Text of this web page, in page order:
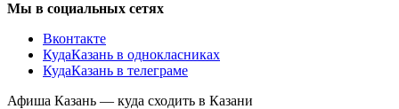
Мы в социальных сетях
Вконтакте
КудаКазань в однокласниках
КудаКазань в телеграме
Афиша Казань — куда сходить в Казани